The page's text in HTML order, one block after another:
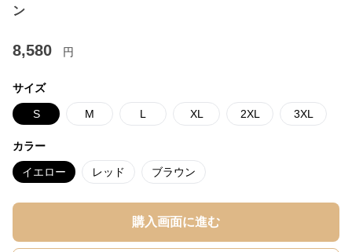
ン
8,580 円
サイズ
S M L XL 2XL 3XL
カラー
イエロー レッド ブラウン
購入画面に進む